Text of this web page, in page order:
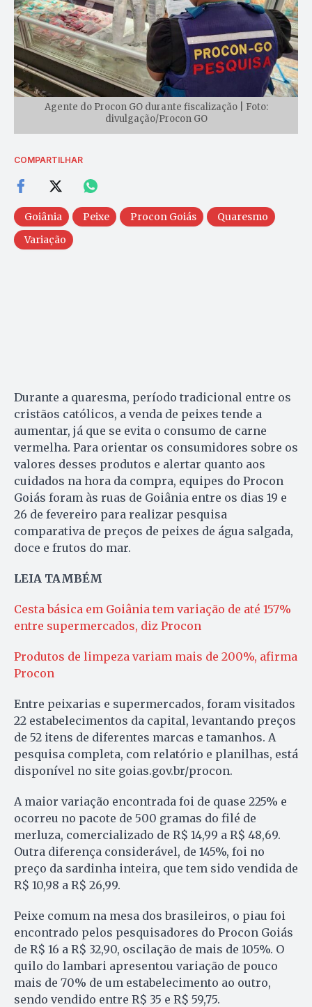
Agente do Procon GO durante fiscalização | Foto:
divulgação/Procon GO
COMPARTILHAR
Goiânia Peixe Procon Goiás
Quaresmo
Variação
Durante a quaresma, período tradicional entre os
cristãos católicos, a venda de peixes tende a
aumentar, já que se evita o consumo de carne
vermelha. Para orientar os consumidores sobre os
valores desses produtos e alertar quanto aos
cuidados na hora da compra, equipes do Procon
Goiás foram às ruas de Goiânia entre os dias 19 e
26 de fevereiro para realizar pesquisa
comparativa de preços de peixes de água salgada,
doce e frutos do mar.
LEIA TAMBÉM
Cesta básica em Goiânia tem variação de até 157%
entre supermercados, diz Procon
Produtos de limpeza variam mais de 200%, afirma
Procon
Entre peixarias e supermercados, foram visitados
22 estabelecimentos da capital, levantando preços
de 52 itens de diferentes marcas e tamanhos. A
pesquisa completa, com relatório e planilhas, está
disponível no site goias.gov.br/procon.
A maior variação encontrada foi de quase 225% e
ocorreu no pacote de 500 gramas do filé de
merluza, comercializado de R$ 14,99 a R$ 48,69.
Outra diferença considerável, de 145%, foi no
preço da sardinha inteira, que tem sido vendida de
R$ 10,98 a R$ 26,99.
Peixe comum na mesa dos brasileiros, o piau foi
encontrado pelos pesquisadores do Procon Goiás
de R$ 16 a R$ 32,90, oscilação de mais de 105%. O
quilo do lambari apresentou variação de pouco
mais de 70% de um estabelecimento ao outro,
sendo vendido entre R$ 35 e R$ 59,75.